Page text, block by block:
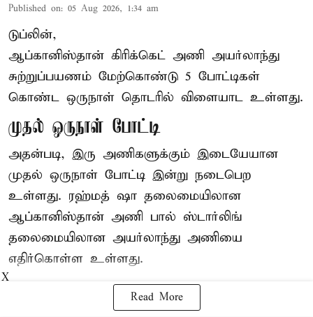
Published on: 05 Aug 2026, 1:34 am
டுப்லின்,
ஆப்கானிஸ்தான் கிரிக்கெட் அணி அயர்லாந்து
சுற்றுப்பயணம் மேற்கொண்டு 5 போட்டிகள்
கொண்ட ஒருநாள் தொடரில் விளையாட உள்ளது.
முதல் ஒருநாள் போட்டி
அதன்படி, இரு அணிகளுக்கும் இடையேயான
முதல் ஒருநாள் போட்டி இன்று நடைபெற
உள்ளது. ரஹ்மத் ஷா தலைமையிலான
ஆப்கானிஸ்தான் அணி பால் ஸ்டார்லிங்
தலைமையிலான அயர்லாந்து அணியை
எதிர்கொள்ள உள்ளது.
Read More
X